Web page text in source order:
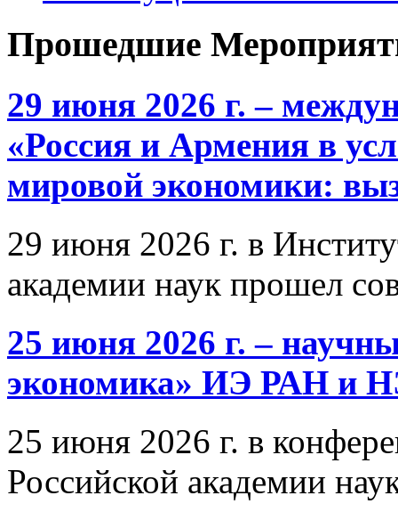
Прошедшие
29 июня 2026 г. –
«Россия и Армения в
мировой экономики:
29 июня 2026 г. в
академии наук прошел
25 июня 2026 г. –
экономика» ИЭ РАН и
25 июня 2026 г. в
Российской академии